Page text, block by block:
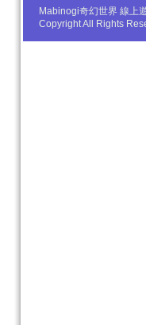
Mabinogi奇幻世界 線上
Copyright All Rights